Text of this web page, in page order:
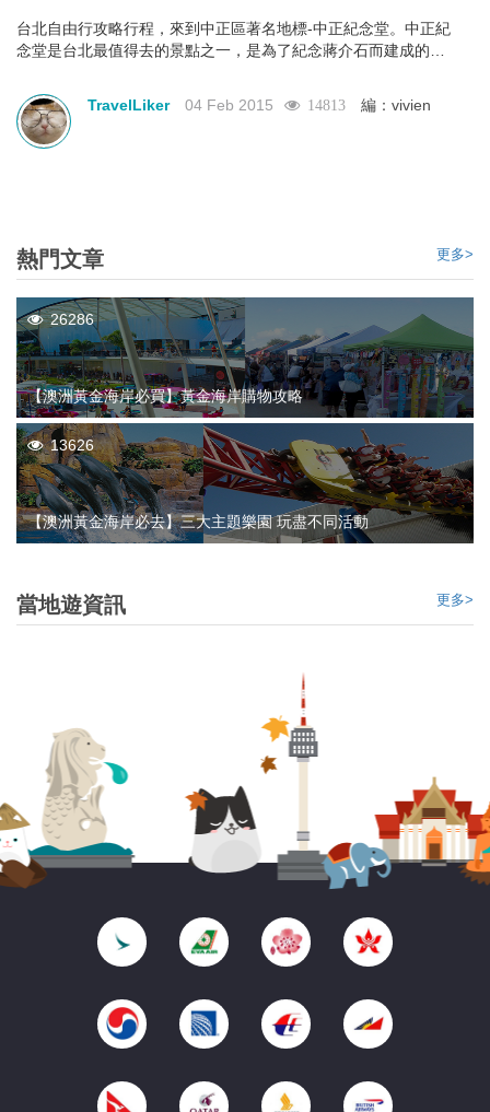
台北自由行攻略行程，來到中正區著名地標-中正紀念堂。中正紀
念堂是台北最值得去的景點之一，是為了紀念蔣介石而建成的。
堂以中國庭園造景為主要設計思路，藍白的色調代表了自由、平
等。除了參觀其各式各樣的建築風格，它另一個著名的表演是每
小時的換班儀式，表演項目是參觀中正紀念的重點之一，也是中
TravelLiker 04 Feb 2015 14813 編：vivien
熱門文章 更多>
【澳洲黃金海岸必買】黃金海岸購物攻略
26286
【澳洲黃金海岸必去】三大主題樂園 玩盡不同活動
13626
當地遊資訊 更多>